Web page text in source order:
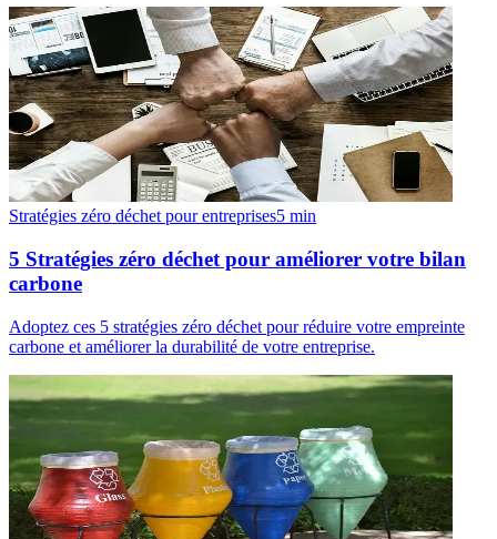
Stratégies zéro déchet pour entreprises5 min
5 Stratégies zéro déchet pour améliorer votre bilan
carbone
Adoptez ces 5 stratégies zéro déchet pour réduire votre empreinte
carbone et améliorer la durabilité de votre entreprise.